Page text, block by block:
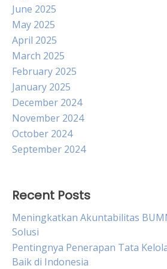
June 2025
May 2025
April 2025
March 2025
February 2025
January 2025
December 2024
November 2024
October 2024
September 2024
Recent Posts
Meningkatkan Akuntabilitas
Solusi
Pentingnya Penerapan Tata
Baik di Indonesia